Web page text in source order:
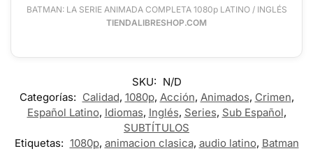
BATMAN: LA SERIE ANIMADA COMPLETA 1080p LATINO / INGLÉS
TIENDALIBRESHOP.COM
SKU: N/D
Categorías: Calidad, 1080p, Acción, Animados, Crimen,
Español Latino, Idiomas, Inglés, Series, Sub Español,
SUBTÍTULOS
Etiquetas: 1080p, animacion clasica, audio latino, Batman